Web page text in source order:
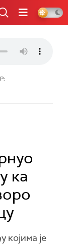
ка
којима је